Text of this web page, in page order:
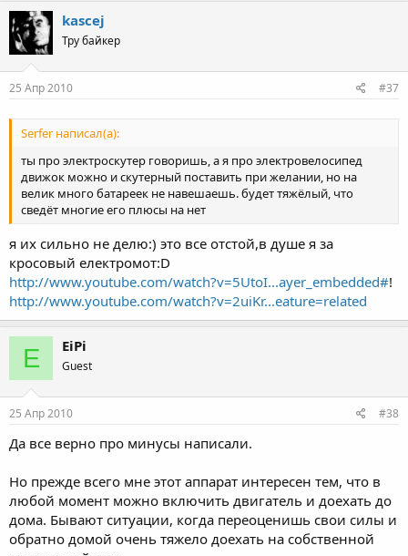
kascej
Тру байкер
25 Апр 2010 #37
Serfer написал(а):
ты про электроскутер говоришь, а я про электровелосипед
движок можно и скутерный поставить при желании, но на
велик много батареек не навешаешь. будет тяжёлый, что
сведёт многие его плюсы на нет
я их сильно не делю:) это все отстой,в душе я за
кросовый електромот:D
http://www.youtube.com/watch?v=5UtoI...ayer_embedded#!
http://www.youtube.com/watch?v=2uiKr...eature=related
E EiPi
Guest
25 Апр 2010 #38
Да все верно про минусы написали.
Но прежде всего мне этот аппарат интересен тем, что в
любой момент можно включить двигатель и доехать до
дома. Бывают ситуации, когда переоценишь свои силы и
обратно домой очень тяжело доехать на собственной